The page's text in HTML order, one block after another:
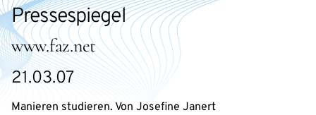
www.faz.net
Pressespiegel
21.03.07
Manieren studieren. Von Josefine Janert